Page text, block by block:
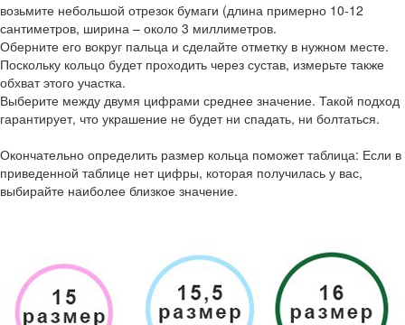
возьмите небольшой отрезок бумаги (длина примерно 10-12
сантиметров, ширина – около 3 миллиметров.
Оберните его вокруг пальца и сделайте отметку в нужном месте.
Поскольку кольцо будет проходить через сустав, измерьте также
обхват этого участка.
Выберите между двумя цифрами среднее значение. Такой подход
гарантирует, что украшение не будет ни спадать, ни болтаться.
Окончательно определить размер кольца поможет таблица: Если в
приведенной таблице нет цифры, которая получилась у вас,
выбирайте наиболее близкое значение.